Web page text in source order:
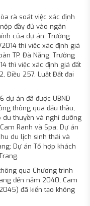
rà soát việc xác định
đầy đủ vào ngân
của dự án. Trường
thì việc xác định giá
TP. Đà Nẵng. Trường
thì việc xác định giá đất
Điều 257, Luật Đất đai
dự án đã được UBND
thông qua đấu thầu,
du thuyền và nghỉ dưỡng
Ranh và Spa; Dự án
du lịch sinh thái và
Dự án Tổ hợp khách
qua Chương trình
đến năm 2040; Cam
đã kiến tạo không